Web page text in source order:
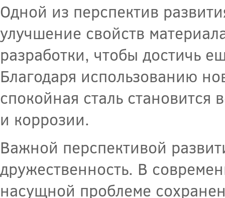
Одной из перспектив
улучшение свойств
разработки, чтобы достичь
Благодаря использованию
спокойная сталь
и коррозии.
Важной перспективой
дружественность. В
насущной проблеме